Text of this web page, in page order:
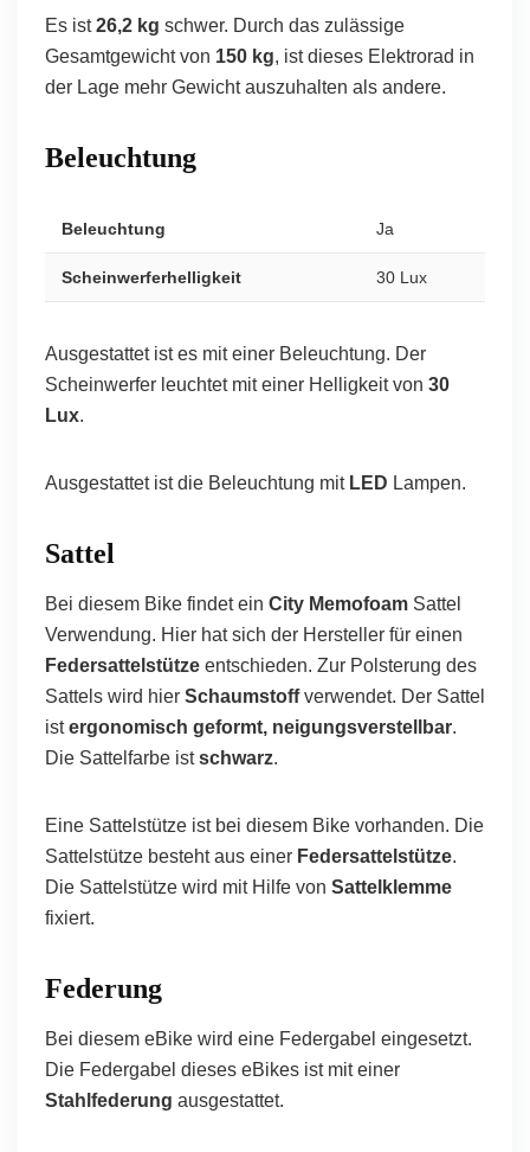
Es ist26,2 kg schwer. Durch das zulässige
Gesamtgewicht von 150 kg, ist dieses Elektrorad in
der Lage mehr Gewicht auszuhalten als andere.
Beleuchtung
Beleuchtung Ja
Scheinwerferhelligkeit 30 Lux
Ausgestattet ist es mit einer Beleuchtung. Der
Scheinwerfer leuchtet mit einer Helligkeit von 30
Lux.
Ausgestattet ist die Beleuchtung mit LED Lampen.
Sattel
Bei diesem Bike findet ein City MemofoamSattel
Verwendung. Hier hat sich der Hersteller für einen
Federsattelstützeentschieden. Zur Polsterung des
Sattels wird hier Schaumstoffverwendet. Der Sattel
istergonomisch geformt, neigungsverstellbar.
Die Sattelfarbe istschwarz.
Eine Sattelstütze ist bei diesem Bike vorhanden. Die
Sattelstütze besteht aus einer Federsattelstütze.
Die Sattelstütze wird mit Hilfe von Sattelklemme
fixiert.
Federung
Bei diesem eBike wird eine Federgabel eingesetzt.
Die Federgabel dieses eBikes ist mit einer
Stahlfederung ausgestattet.